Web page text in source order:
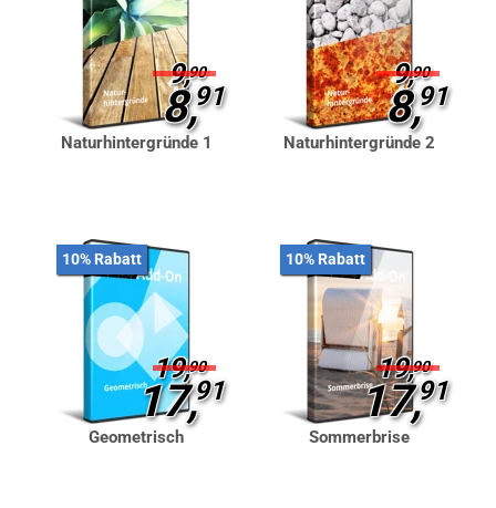
Naturhintergründe 1
8,91
9,90
Naturhintergründe 2
8,91
9,90
Geometrisch
10% Rabatt
17,91
19,90
Sommerbrise
10% Rabatt
17,91
19,90